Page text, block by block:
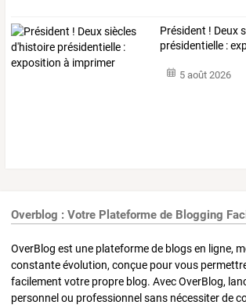
Président ! Deux
présidentielle :
5 août 2026
Overblog : Votre Plateforme de Blogging
OverBlog est une plateforme de blogs en ligne,
constante évolution, conçue pour vous
facilement votre propre blog. Avec OverBlog,
personnel ou professionnel sans nécessiter de